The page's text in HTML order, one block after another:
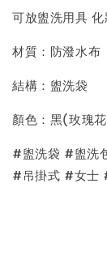
可放盥洗用具
材質：防潑水布
結構：盥洗袋
顏色：黑(玫瑰
#盥洗袋 #盥洗
#吊掛式 #女士